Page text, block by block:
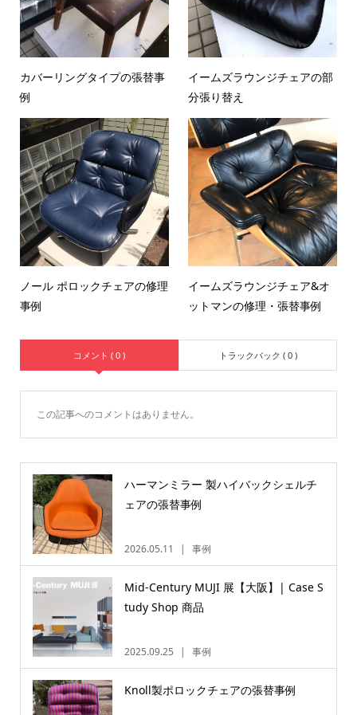
カバーリングタイプの張替事
例
イームズラウンジチェアの部
分張り替え
ノール ポロックチェアの修理
事例
イームズラウンジチェア&オ
ットマンの修理・張替事例
コメント ( 0 ) トラックバック ( 0 )
この記事へのコメントはありません。
ハーマンミラー 製ハイバックシェルチ
ェアの張替事例
2026.05.11 事例
Mid-Century MUJI 展【大阪】| Case S
tudy Shop 商品
2025.09.25 事例
Knoll製ポロックチェアの張替事例